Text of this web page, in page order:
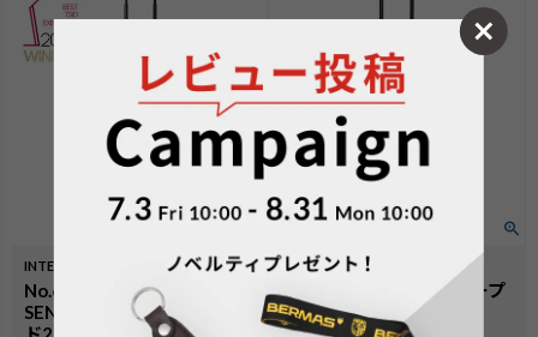
INTER CITYⅡ PRO
No.60565：[TRAVEL
SENTRY プロダクトアワー
INTER CITY PLUS
No.60525：フロントオープ
ンファスナー34L 48cm